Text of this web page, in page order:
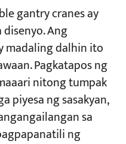
gantry cranes ay
Ang
madaling dalhin ito
Pagkatapos ng
nitong tumpak
piyesa ng sasakyan,
sa
ng